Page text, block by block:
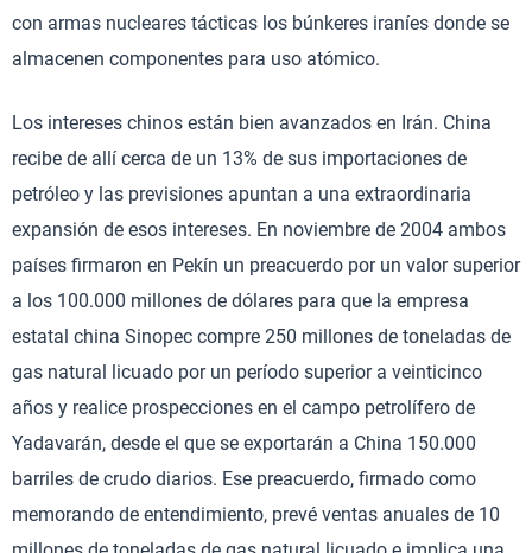
con armas nucleares tácticas los búnkeres iraníes donde se
almacenen componentes para uso atómico.
Los intereses chinos están bien avanzados en Irán. China
recibe de allí cerca de un 13% de sus importaciones de
petróleo y las previsiones apuntan a una extraordinaria
expansión de esos intereses. En noviembre de 2004 ambos
países firmaron en Pekín un preacuerdo por un valor superior
a los 100.000 millones de dólares para que la empresa
estatal china Sinopec compre 250 millones de toneladas de
gas natural licuado por un período superior a veinticinco
años y realice prospecciones en el campo petrolífero de
Yadavarán, desde el que se exportarán a China 150.000
barriles de crudo diarios. Ese preacuerdo, firmado como
memorando de entendimiento, prevé ventas anuales de 10